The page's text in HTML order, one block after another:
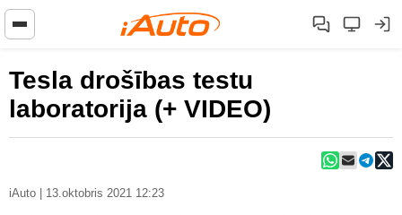
Tesla drošības testu
laboratorija (+ VIDEO)
iAuto | 13.oktobris 2021 12:23